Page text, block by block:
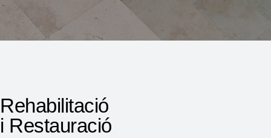
Rehabilitació
i Restauració